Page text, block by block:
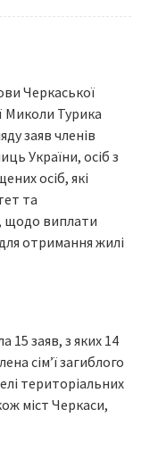
Черкаської
Миколи Турика
заяв членів
України, осіб з
осіб, які
та
щодо виплати
отримання жилі
15 заяв, з яких 14
сім’ї загиблого
територіальних
міст Черкаси,